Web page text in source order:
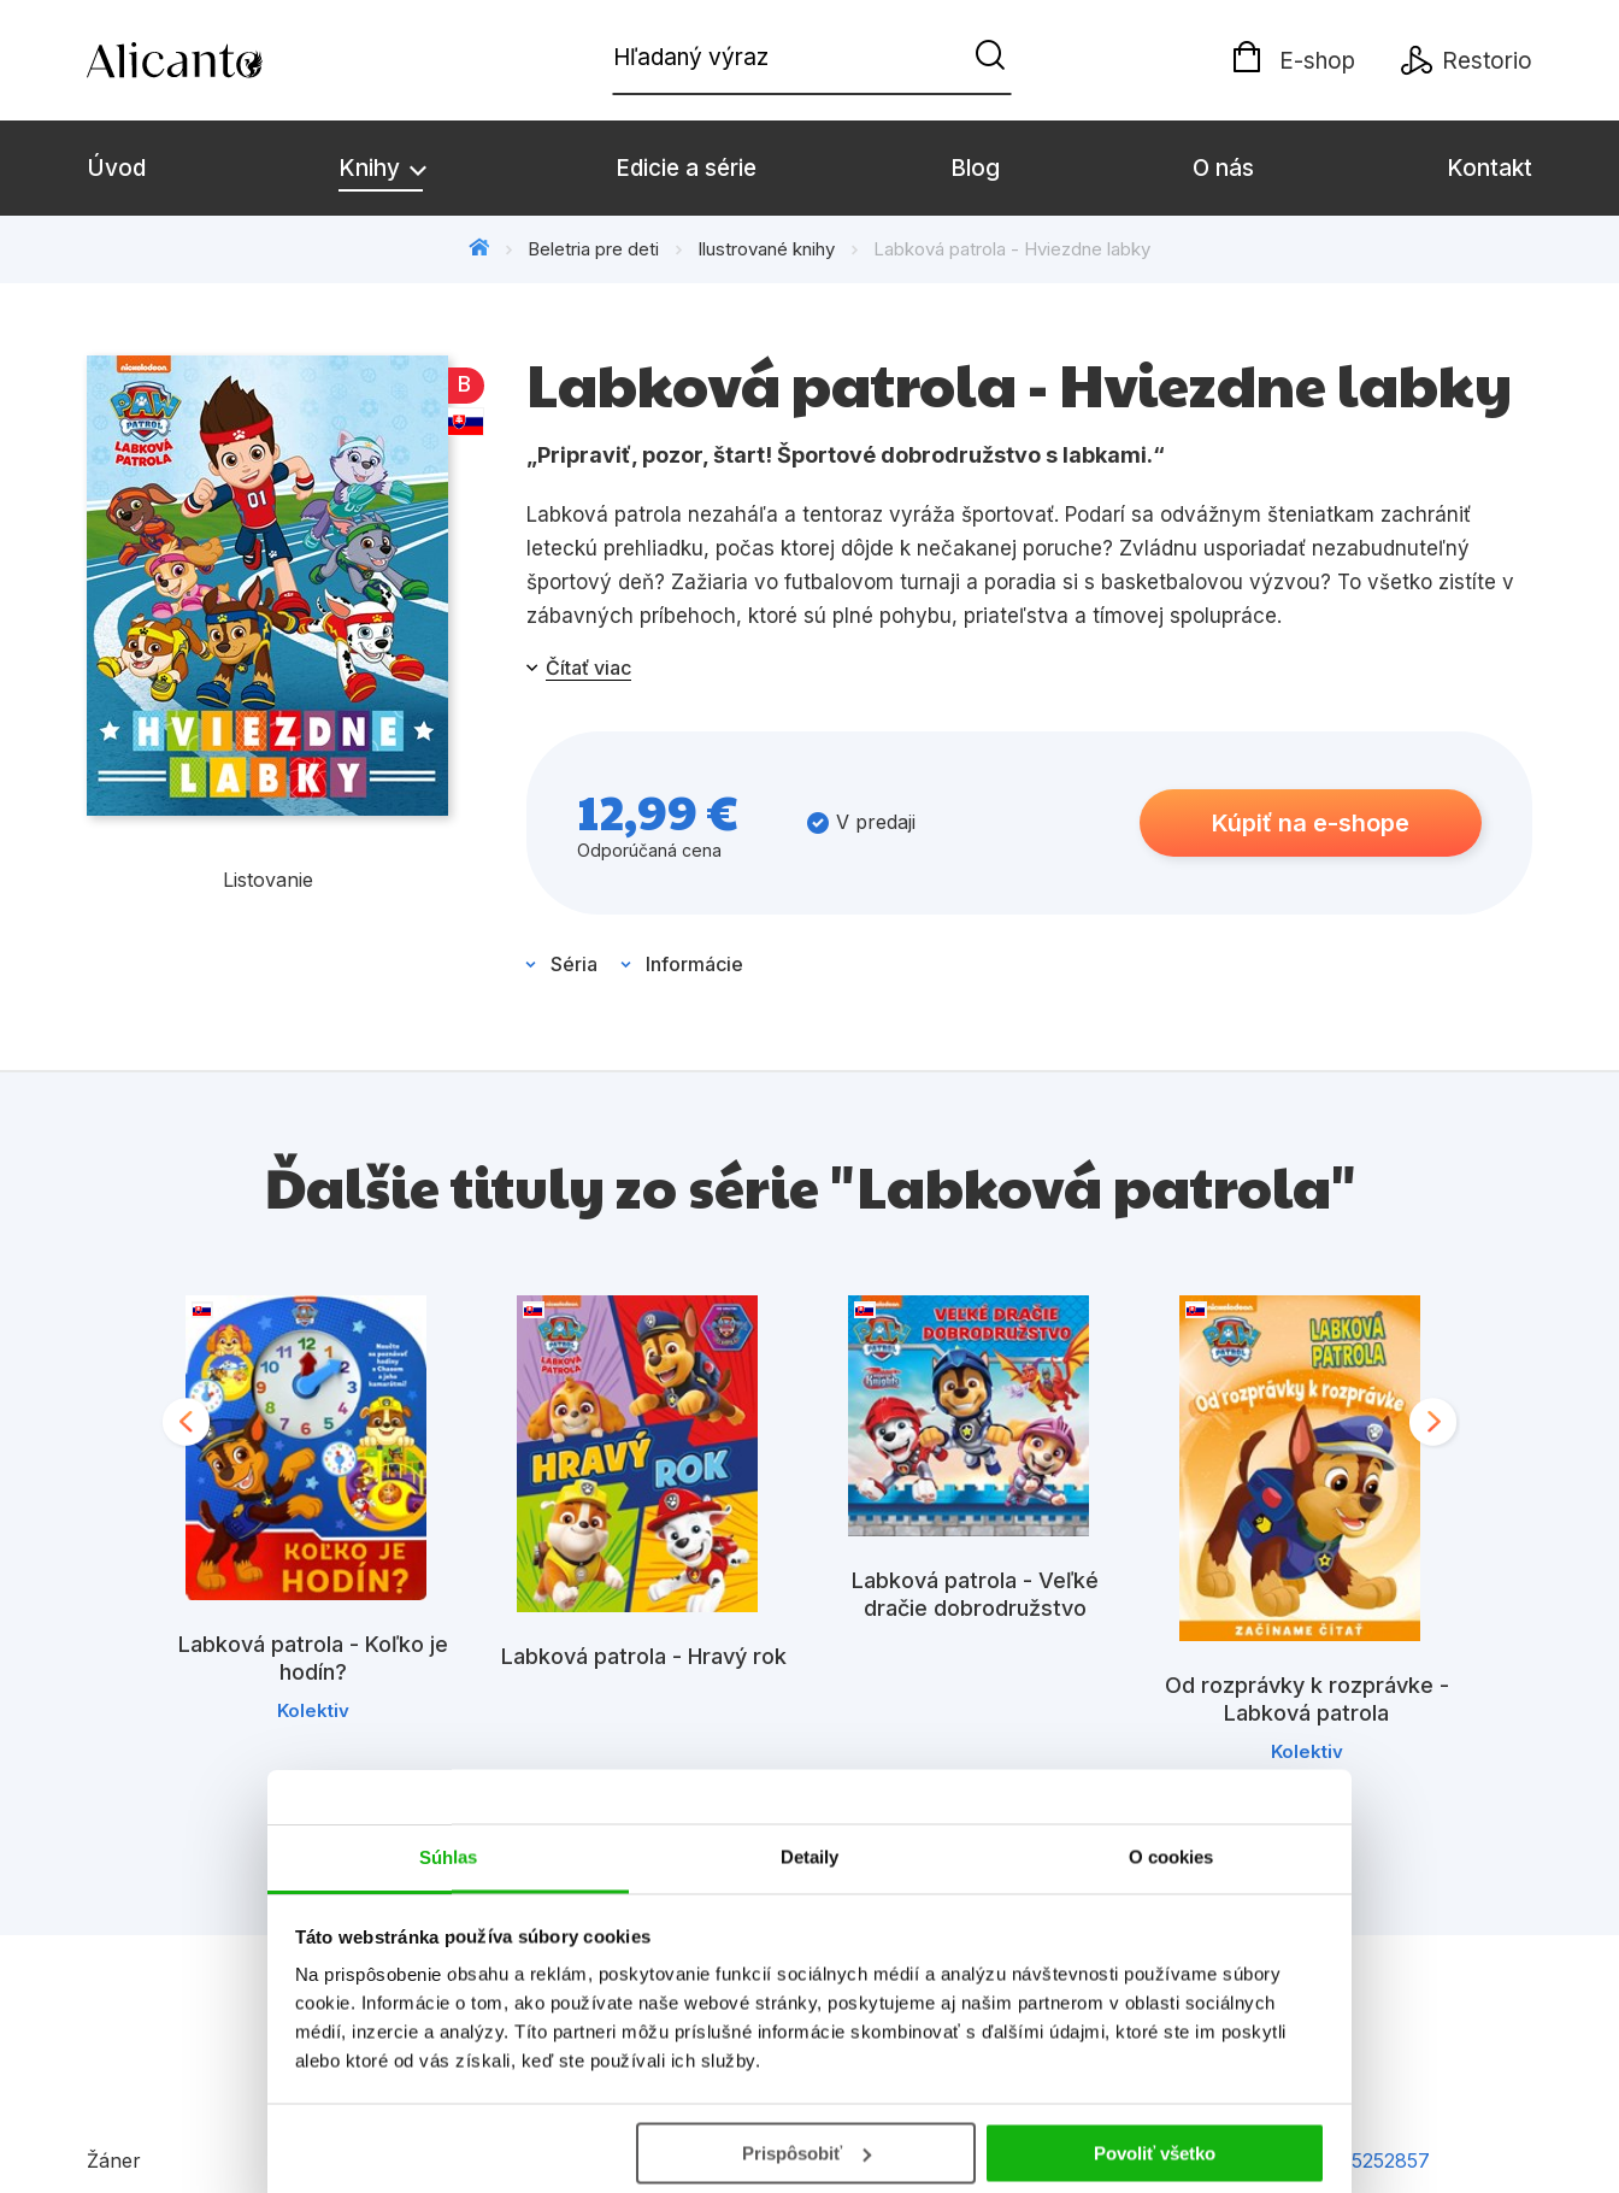
Súhlas Detaily O cookies
Táto webstránka používa súbory cookies
Na prispôsobenie obsahu a reklám, poskytovanie funkcií sociálnych médií a analýzu návštevnosti používame súbory
cookie. Informácie o tom, ako používate naše webové stránky, poskytujeme aj našim partnerom v oblasti sociálnych
médií, inzercie a analýzy. Títo partneri môžu príslušné informácie skombinovať s ďalšími údajmi, ktoré ste im poskytli
alebo ktoré od vás získali, keď ste používali ich služby.
Prispôsobiť Povoliť všetko
Hľadaný výraz E-shop Restorio
Úvod Knihy
Beletria pre deti Beletria pre dospelých
Komiks Počítače Poézia
Populárno - náučné pre deti
Všetky kategórie
Edicie a série Blog O nás Kontakt
Beletria pre deti Ilustrované knihy Labková patrola - Hviezdne labky
B
Listovanie
Labková patrola - Hviezdne labky
Pripraviť, pozor, štart! Športové dobrodružstvo s labkami.
Labková patrola nezaháľa a tentoraz vyráža športovať. Podarí sa odvážnym šteniatkam zachrániť
leteckú prehliadku, počas ktorej dôjde k nečakanej poruche? Zvládnu usporiadať nezabudnuteľný
športový deň? Zažiaria vo futbalovom turnaji a poradia si s basketbalovou výzvou? To všetko zistíte v
zábavných príbehoch, ktoré sú plné pohybu, priateľstva a tímovej spolupráce.
Čítať viac
12,99 €
Odporúčaná cena
V predaji Kúpiť na e-shope
Séria Informácie
Ďalšie tituly zo série "Labková patrola"
Labková patrola - Koľko je
hodín?
Kolektiv
Labková patrola - Hravý rok
Labková patrola - Veľké
dračie dobrodružstvo
Od rozprávky k rozprávke -
Labková patrola
Kolektiv
Informácie
Žáner
210x270 mm
EAN
9788025252857